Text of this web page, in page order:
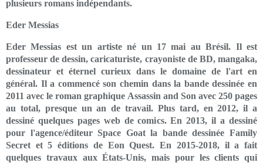
plusieurs romans indépendants.
Eder Messias
Eder Messias est un artiste né un 17 mai au Brésil. Il est
professeur de dessin, caricaturiste, crayoniste de BD, mangaka,
dessinateur et éternel curieux dans le domaine de l'art en
général. Il a commencé son chemin dans la bande dessinée en
2011 avec le roman graphique Assassin and Son avec 250 pages
au total, presque un an de travail. Plus tard, en 2012, il a
dessiné quelques pages web de comics. En 2013, il a dessiné
pour l'agence/éditeur Space Goat la bande dessinée Family
Secret et 5 éditions de Eon Quest. En 2015-2018, il a fait
quelques travaux aux États-Unis, mais pour les clients qui